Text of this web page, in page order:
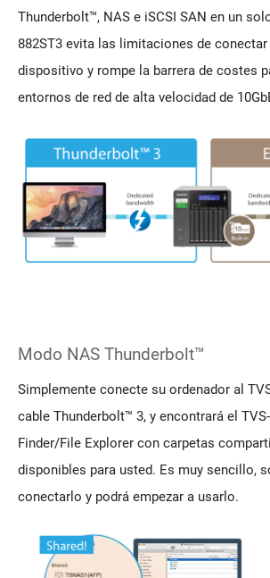
Thunderbolt™, NAS e iSCSI SAN en un
882ST3 evita las limitaciones de
dispositivo y rompe la barrera de costes
entornos de red de alta velocidad de
Modo NAS Thunderbolt™
Simplemente conecte su ordenador al
cable Thunderbolt™ 3, y encontrará el
Finder/File Explorer con carpetas
disponibles para usted. Es muy sencillo,
conectarlo y podrá empezar a usarlo.